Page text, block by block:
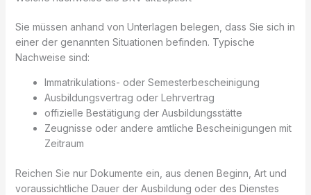
Sie müssen anhand von Unterlagen belegen, dass Sie sich in
einer der genannten Situationen befinden. Typische
Nachweise sind:
Immatrikulations- oder Semesterbescheinigung
Ausbildungsvertrag oder Lehrvertrag
offizielle Bestätigung der Ausbildungsstätte
Zeugnisse oder andere amtliche Bescheinigungen mit
Zeitraum
Reichen Sie nur Dokumente ein, aus denen Beginn, Art und
voraussichtliche Dauer der Ausbildung oder des Dienstes